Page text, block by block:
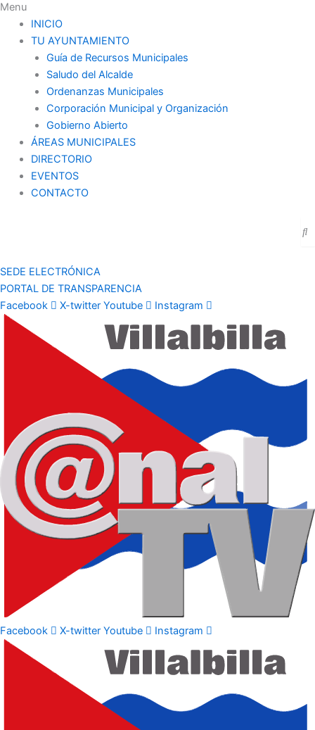
Menu
INICIO
TU AYUNTAMIENTO
Guía de Recursos Municipales
Saludo del Alcalde
Ordenanzas Municipales
Corporación Municipal y Organización
Gobierno Abierto
ÁREAS MUNICIPALES
DIRECTORIO
EVENTOS
CONTACTO
SEDE ELECTRÓNICA
PORTAL DE TRANSPARENCIA
Facebook
X-twitter Youtube Instagram
Facebook X-twitter Youtube Instagram